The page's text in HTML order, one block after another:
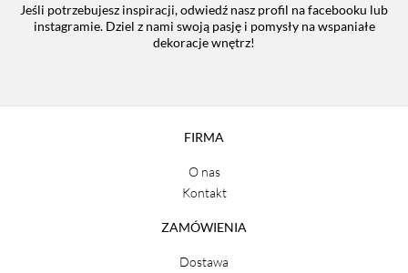
Jeśli potrzebujesz inspiracji, odwiedź nasz profil na facebooku lub
instagramie. Dziel z nami swoją pasję i pomysły na wspaniałe
dekoracje wnętrz!
FIRMA
O nas
Kontakt
ZAMÓWIENIA
Dostawa